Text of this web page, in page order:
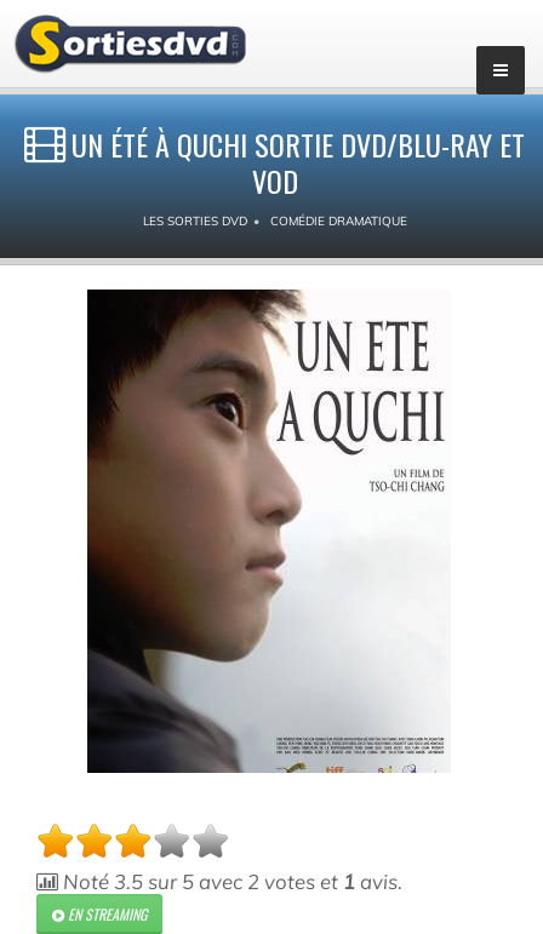
UN ÉTÉ À QUCHI SORTIE DVD/BLU-RAY ET
VOD
LES SORTIES DVD COMÉDIE DRAMATIQUE
Noté 3.5sur5 avec 2 votes et 1 avis.
EN STREAMING